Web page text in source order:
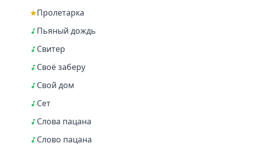
Пролетарка
Пьяный дождь
Свитер
Своё заберу
Свой дом
Сет
Слова пацана
Слово пацана